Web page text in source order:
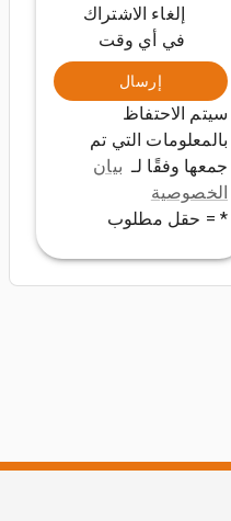
إلغاء الاشتراك
في أي وقت
إرسال
سيتم الاحتفاظ
بالمعلومات التي تم
جمعها وفقًا لـ بيان
الخصوصية
* = حقل مطلوب